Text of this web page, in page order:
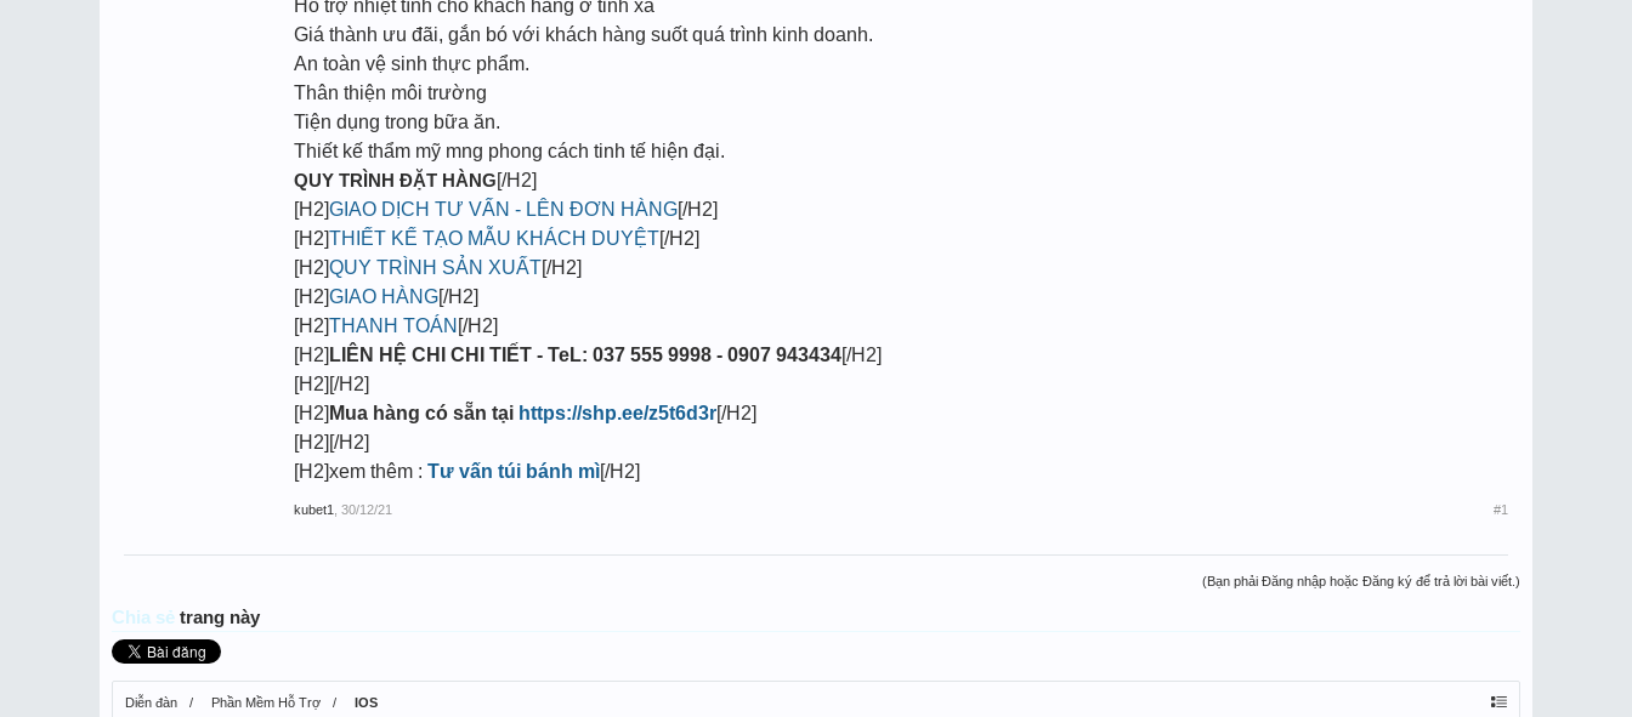
Hỗ trợ nhiệt tình cho khách hàng ở tỉnh xa
Giá thành ưu đãi, gắn bó với khách hàng suốt quá trình kinh doanh.
An toàn vệ sinh thực phẩm.
Thân thiện môi trường
Tiện dụng trong bữa ăn.
Thiết kế thẩm mỹ mng phong cách tinh tế hiện đại.
QUY TRÌNH ĐẶT HÀNG[/H2]
[H2]GIAO DỊCH TƯ VẤN - LÊN ĐƠN HÀNG[/H2]
[H2]THIẾT KẾ TẠO MẪU KHÁCH DUYỆT[/H2]
[H2]QUY TRÌNH SẢN XUẤT[/H2]
[H2]GIAO HÀNG[/H2]
[H2]THANH TOÁN [/H2]
[H2] LIÊN HỆ CHI CHI TIẾT - TeL: 037 555 9998 - 0907 943434[/H2]
[H2][/H2]
[H2] Mua hàng có sẵn tại https://shp.ee/z5t6d3r[/H2]
[H2][/H2]
[H2]xem thêm : Tư vấn túi bánh mì[/H2]
kubet1 30/12/21 #1
(Bạn phải Đăng nhập hoặc Đăng ký để trả lời bài viết.)
Chia sẻ trang này
Diễn đàn Phần Mềm Hỗ Trợ IOS